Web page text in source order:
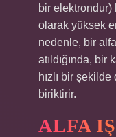
bir elektrondur)
olarak yüksek
nedenle, bir
atıldığında, bir
hızlı bir
biriktirir.
ALFA